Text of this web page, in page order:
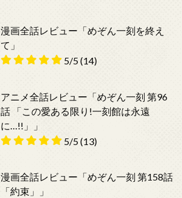
漫画全話レビュー「めぞん一刻を終え
て」
5/5(14)
アニメ全話レビュー「めぞん一刻 第96
話 「この愛ある限り!一刻館は永遠
に…!!」」
5/5(13)
漫画全話レビュー「めぞん一刻 第158話
「約束」」